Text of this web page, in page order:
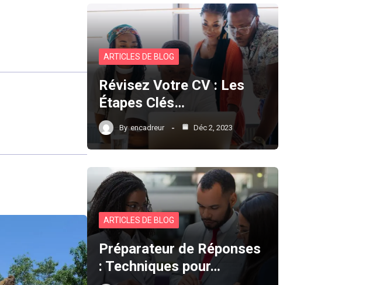
ARTICLES DE BLOG
Révisez Votre CV : Les
Étapes Clés…
By encadreur Déc 2, 2023
ARTICLES DE BLOG
Préparateur de Réponses
: Techniques pour…